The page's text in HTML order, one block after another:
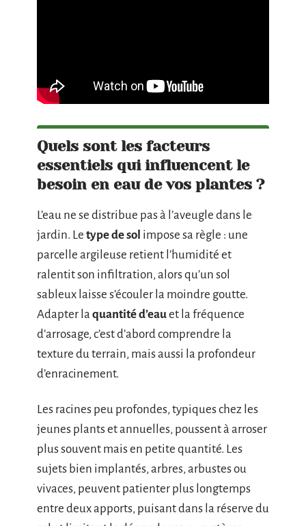
Quels sont les facteurs
essentiels qui influencent le
besoin en eau de vos plantes ?
L’eau ne se distribue pas à l’aveugle dans le
jardin. Le type de sol impose sa règle : une
parcelle argileuse retient l’humidité et
ralentit son infiltration, alors qu’un sol
sableux laisse s’écouler la moindre goutte.
Adapter la quantité d’eauet la fréquence
d’arrosage, c’est d’abord comprendre la
texture du terrain, mais aussi la profondeur
d’enracinement.
Les racines peu profondes, typiques chez les
jeunes plants et annuelles, poussent à arroser
plus souvent mais en petite quantité. Les
sujets bien implantés, arbres, arbustes ou
vivaces, peuvent patienter plus longtemps
entre deux apports, puisant dans la réserve du